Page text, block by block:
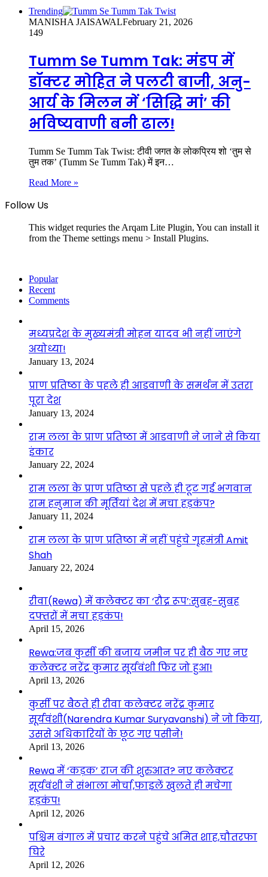
Trending
MANISHA JAISAWALFebruary 21, 2026
149
Tumm Se Tumm Tak: मंडप में
डॉक्टर मोहित ने पलटी बाजी, अनु-
आर्य के मिलन में ‘सिद्धि मां’ की
भविष्यवाणी बनी ढाल!
Tumm Se Tumm Tak Twist: टीवी जगत के लोकप्रिय शो ‘तुम से
तुम तक’ (Tumm Se Tumm Tak) में इन…
Read More »
Follow Us
This widget requries the Arqam Lite Plugin, You can install it
from the Theme settings menu > Install Plugins.
Popular
Recent
Comments
मध्यप्रदेश के मुख्यमंत्री मोहन यादव भी नहीं जाएंगे
अयोध्या!
January 13, 2024
प्राण प्रतिष्ठा के पहले ही आडवाणी के समर्थन में उतरा
पूरा देश
January 13, 2024
राम लला के प्राण प्रतिष्ठा में आडवाणी ने जाने से किया
इंकार
January 22, 2024
राम लला के प्राण प्रतिष्ठा से पहले ही टूट गई भगवान
राम हनुमान की मूर्तियां देश में मचा हड़कंप?
January 11, 2024
राम लला के प्राण प्रतिष्ठा में नहीं पहुंचे गृहमंत्री Amit
Shah
January 22, 2024
रीवा(Rewa) में कलेक्टर का ‘रौद्र रूप’:सुबह-सुबह
दफ्तरों में मचा हड़कंप!
April 15, 2026
Rewa:जब कुर्सी की बजाय जमीन पर ही बैठ गए नए
कलेक्टर नरेंद्र कुमार सूर्यवंशी फिर जो हुआ!
April 13, 2026
कुर्सी पर बैठते ही रीवा कलेक्टर नरेंद्र कुमार
सूर्यवंशी(Narendra Kumar Suryavanshi) ने जो किया,
उससे अधिकारियों के छूट गए पसीने!
April 13, 2026
Rewa में ‘कड़क’ राज की शुरुआत? नए कलेक्टर
सूर्यवंशी ने संभाला मोर्चा,फाइलें खुलते ही मचेगा
हड़कंप!
April 12, 2026
पश्चिम बंगाल में प्रचार करने पहुंचे अमित शाह,चौतरफा
घिरे
April 12, 2026